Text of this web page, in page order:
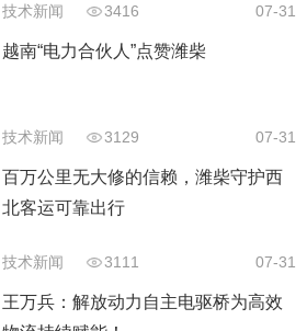
技术新闻 3416 07-31
越南“电力合伙人”点赞潍柴
技术新闻 3129 07-31
百万公里无大修的信赖，潍柴守护西
北客运可靠出行
技术新闻 3111 07-31
王万兵：解放动力自主电驱桥为高效